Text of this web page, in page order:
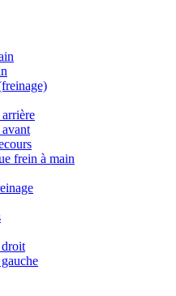
avant
frein à main
droit